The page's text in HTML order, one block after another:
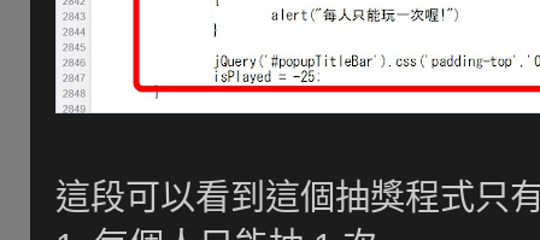
這段可以看到這個抽獎程式只